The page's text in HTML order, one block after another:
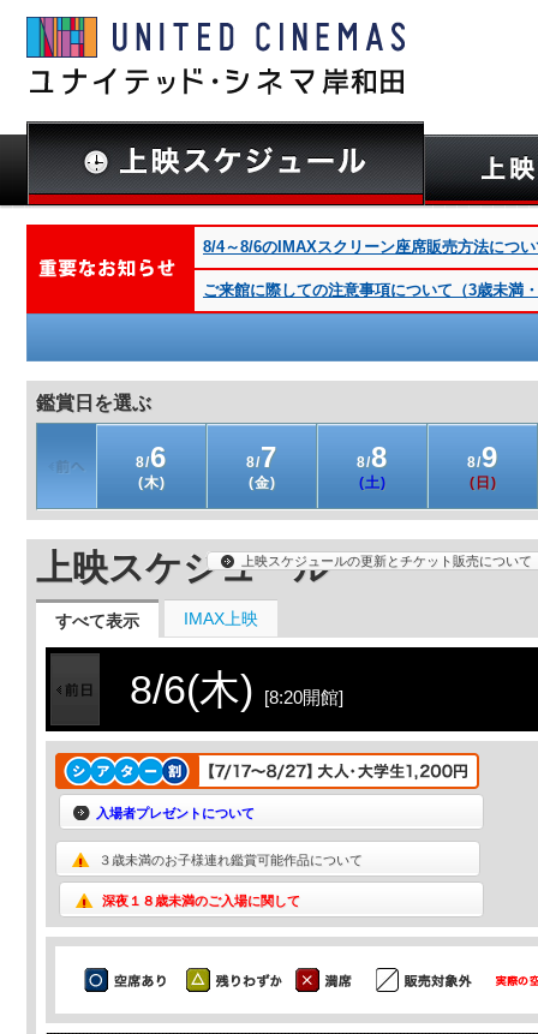
8/4～8/6のIMAXスクリーン座席販売方法につ
ご来館に際しての注意事項について（3歳未満
鑑賞日を選ぶ
8/6
(木)
8/7
(金)
8/8
(土)
8/9
(日)
上映スケジュール
すべて表示 IMAX上映
上映スケジュールの更新とチケット販売について
8/6(木) [8:20開館]
入場者プレゼントについて
３歳未満のお子様連れ鑑賞可能作品について
深夜１８歳未満のご入場に関して